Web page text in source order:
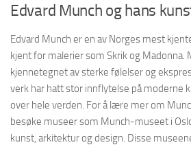
Edvard Munch og hans
Edvard Munch er en av Norges mest
kjent for malerier som Skrik og Madonna.
kjennetegnet av sterke følelser og
verk har hatt stor innflytelse på moderne
over hele verden. For å lære mer om
besøke museer som Munch-museet i
kunst, arkitektur og design. Disse